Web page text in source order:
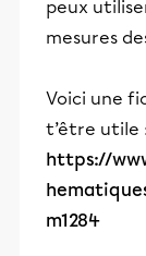
peux
mesures
Voici une
t’être utile
https://
m1284